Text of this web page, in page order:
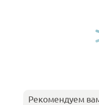
Рекомендуем